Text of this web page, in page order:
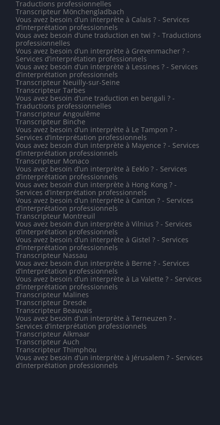
Traductions professionnelles
Transcripteur Mönchengladbach
Vous avez besoin d’un interprète à Calais ? - Services
d’interprétation professionnels
Vous avez besoin d’une traduction en twi ? - Traductions
professionnelles
Vous avez besoin d’un interprète à Grevenmacher ? -
Services d’interprétation professionnels
Vous avez besoin d’un interprète à Lessines ? - Services
d’interprétation professionnels
Transcripteur Neuilly-sur-Seine
Transcripteur Tarbes
Vous avez besoin d’une traduction en bengali ? -
Traductions professionnelles
Transcripteur Angoulême
Transcripteur Binche
Vous avez besoin d’un interprète à Le Tampon ? -
Services d’interprétation professionnels
Vous avez besoin d’un interprète à Mayence ? - Services
d’interprétation professionnels
Transcripteur Monaco
Vous avez besoin d’un interprète à Eeklo ? - Services
d’interprétation professionnels
Vous avez besoin d’un interprète à Hong Kong ? -
Services d’interprétation professionnels
Vous avez besoin d’un interprète à Canton ? - Services
d’interprétation professionnels
Transcripteur Montreuil
Vous avez besoin d’un interprète à Vilnius ? - Services
d’interprétation professionnels
Vous avez besoin d’un interprète à Gistel ? - Services
d’interprétation professionnels
Transcripteur Nassau
Vous avez besoin d’un interprète à Berne ? - Services
d’interprétation professionnels
Vous avez besoin d’un interprète à La Valette ? - Services
d’interprétation professionnels
Transcripteur Malines
Transcripteur Dresde
Transcripteur Beauvais
Vous avez besoin d’un interprète à Terneuzen ? -
Services d’interprétation professionnels
Transcripteur Alkmaar
Transcripteur Auch
Transcripteur Thimphou
Vous avez besoin d’un interprète à Jérusalem ? - Services
d’interprétation professionnels